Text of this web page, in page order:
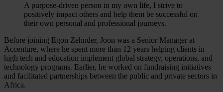
A purpose-driven person in my own life, I strive to
positively impact others and help them be successful on
their own personal and professional journeys.
Before joining Egon Zehnder, Joon was a Senior Manager at
Accenture, where he spent more than 12 years helping clients in
high tech and education implement global strategy, operations, and
technology programs. Earlier, he worked on fundraising initiatives
and facilitated partnerships between the public and private sectors in
Africa.